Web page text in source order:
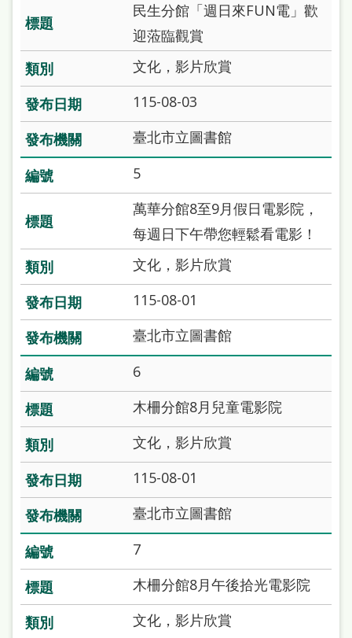
陳
系
統
English
日
本
隱
私
權
及
網
站
安
政
策
府
網
站
資
料
民生分館「週日來FUN電」歡
迎蒞臨觀賞
文化，影片欣賞
115-08-03
臺北市立圖書館
5
萬華分館8至9月假日電影院，
每週日下午帶您輕鬆看電影！
文化，影片欣賞
115-08-01
臺北市立圖書館
6
木柵分館8月兒童電影院
文化，影片欣賞
115-08-01
臺北市立圖書館
7
木柵分館8月午後拾光電影院
文化，影片欣賞